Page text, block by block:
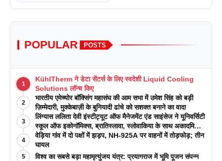
POPULAR POSTS
1
KühlTherm ने डेटा सेंटर्स के लिए स्वदेशी Liquid Cooling
Solutions लॉन्च किए
2
भारतीय एमेच्योर बॉक्सिंग महासंघ की आम सभा में उमेश सिंह को बड़ी
ज़िम्मेदारी, मुक्केबाज़ी के बुनियादी ढांचे को सशक्त बनाने का वादा
3
लिंग्यास ललिता देवी इंस्टीट्यूट ऑफ मैनेजमेंट एंड साइंसेज ने यूनिवर्सिटी
स्कूल ऑफ इकोनॉमिक्स, ब्रातिस्लावा, स्लोवाकिया के साथ अकादमिक
पत्रिकाओं में प्रकाशन रणनीतियों पर एक दिवसीय कार्यशाला का
आयोजन किया
4
वेड़िया गांव में दो पक्षों में झड़प, NH-925A पर वाहनों में तोड़फोड़; तीन
घायल
5 विश्व का सबसे बड़ा महामृत्युंजय यंत्र: प्रयागराज में भूमि पूजन संपन्न